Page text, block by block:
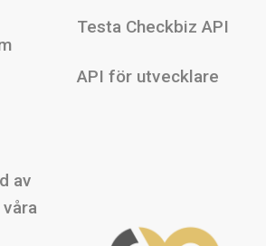
Testa Checkbiz API
API för utvecklare
av